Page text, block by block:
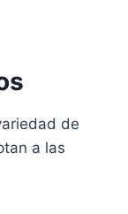
de
a las